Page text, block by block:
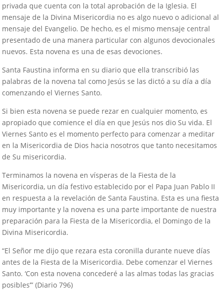
privada que cuenta con la total aprobación de la Iglesia. El
mensaje de la Divina Misericordia no es algo nuevo o adicional al
mensaje del Evangelio. De hecho, es el mismo mensaje central
presentado de una manera particular con algunos devocionales
nuevos. Esta novena es una de esas devociones.
Santa Faustina informa en su diario que ella transcribió las
palabras de la novena tal como Jesús se las dictó a su día a día
comenzando el Viernes Santo.
Si bien esta novena se puede rezar en cualquier momento, es
apropiado que comience el día en que Jesús nos dio Su vida. El
Viernes Santo es el momento perfecto para comenzar a meditar
en la Misericordia de Dios hacia nosotros que tanto necesitamos
de Su misericordia.
Terminamos la novena en vísperas de la Fiesta de la
Misericordia, un día festivo establecido por el Papa Juan Pablo II
en respuesta a la revelación de Santa Faustina. Esta es una fiesta
muy importante y la novena es una parte importante de nuestra
preparación para la Fiesta de la Misericordia, el Domingo de la
Divina Misericordia.
“El Señor me dijo que rezara esta coronilla durante nueve días
antes de la Fiesta de la Misericordia. Debe comenzar el Viernes
Santo. ‘Con esta novena concederé a las almas todas las gracias
posibles’” (Diario 796)